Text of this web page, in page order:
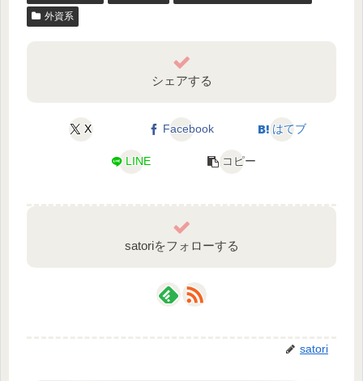
外資系
シェアする
X Facebook はてブ
LINE コピー
satoriをフォローする
satori